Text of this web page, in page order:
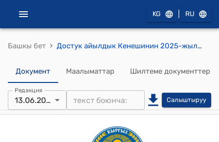
KG RU
Башкы бет › Достук айылдык Кенешинин 2025-жылдын 13-июнунун №7 Достук айыл аймагын аралап өткөн Ош-Чек-Абад автожолун 19,5-20,0 чакырым аралыгында оңдоо иштерин аткаруу үчүн тоскоолдук жараткан жол четиндеги дарактарды алып салуу жөнүндө токтому
Документ Маалыматтар Шилтеме документтер
Редакция
13.06.2025 Салыштыруу